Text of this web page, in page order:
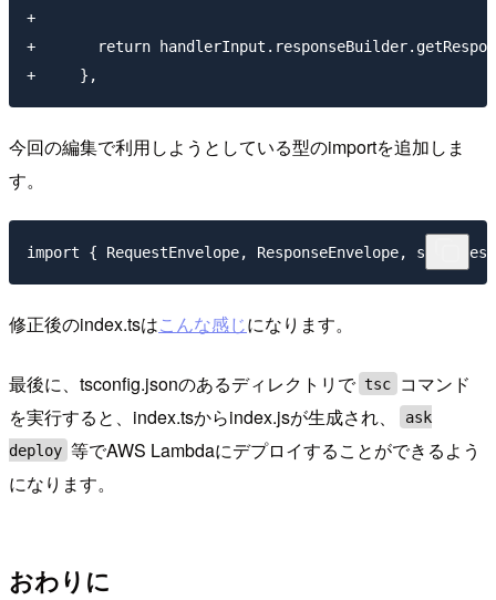
+
+       return
今回の編集で利用しようとしている型のimportを追加しま
す。
修正後のindex.tsはこんな感じになります。
最後に、tsconfig.jsonのあるディレクトリで tsc
コマンド
を実行すると、index.tsからindex.jsが生成され、
ask
deploy 等でAWS Lambdaにデプロイすることができるよう
になります。
おわりに